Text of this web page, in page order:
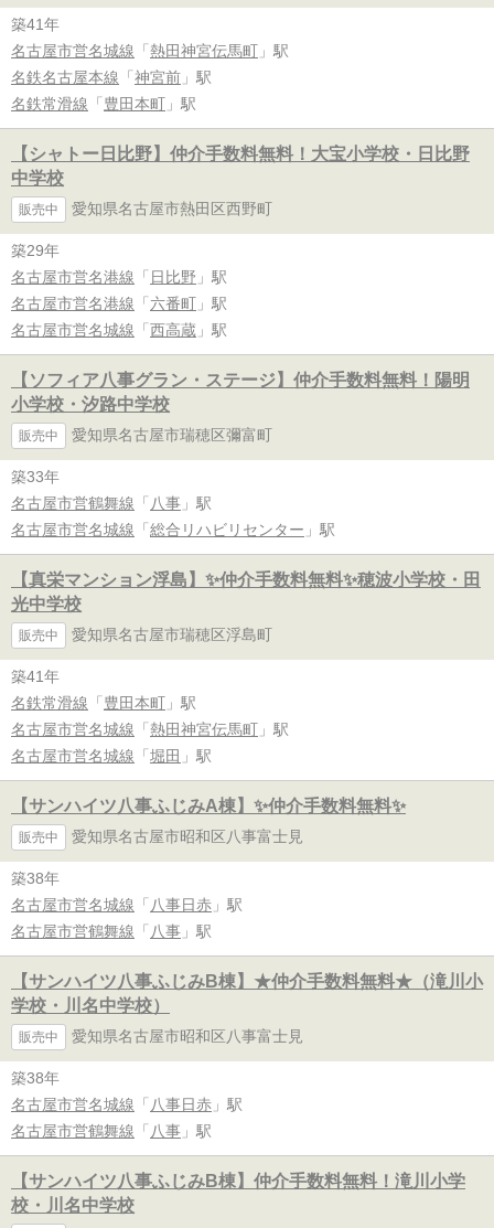
築41年
名古屋市営名城線 「 熱田神宮伝馬町 」駅
名鉄名古屋本線 「 神宮前 」駅
名鉄常滑線 「 豊田本町 」駅
【シャトー日比野】仲介手数料無料！大宝小学校・日比野
中学校
販売中 愛知県名古屋市熱田区西野町
築29年
名古屋市営名港線 「 日比野 」駅
名古屋市営名港線 「 六番町 」駅
名古屋市営名城線 「 西高蔵 」駅
【ソフィア八事グラン・ステージ】仲介手数料無料！陽明
小学校・汐路中学校
販売中 愛知県名古屋市瑞穂区彌富町
築33年
名古屋市営鶴舞線 「 八事 」駅
名古屋市営名城線 「 総合リハビリセンター 」駅
【真栄マンション浮島】✨️仲介手数料無料✨️穂波小学校・田
光中学校
販売中 愛知県名古屋市瑞穂区浮島町
築41年
名鉄常滑線 「 豊田本町 」駅
名古屋市営名城線 「 熱田神宮伝馬町 」駅
名古屋市営名城線 「 堀田 」駅
【サンハイツ八事ふじみA棟】✨️仲介手数料無料✨️
販売中 愛知県名古屋市昭和区八事富士見
築38年
名古屋市営名城線 「 八事日赤 」駅
名古屋市営鶴舞線 「 八事 」駅
【サンハイツ八事ふじみB棟】★仲介手数料無料★（滝川小
学校・川名中学校）
販売中 愛知県名古屋市昭和区八事富士見
築38年
名古屋市営名城線 「 八事日赤 」駅
名古屋市営鶴舞線 「 八事 」駅
【サンハイツ八事ふじみB棟】仲介手数料無料！滝川小学
校・川名中学校